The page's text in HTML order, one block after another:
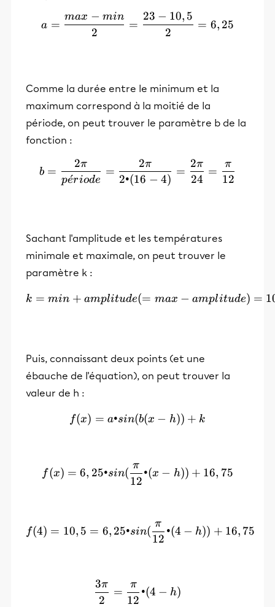
a = \frac{max-min}{2}
a =
2
max − min
=
2
23 − 10, 5
= 6, 25
Comme la durée entre le minimum et la
maximum correspond à la moitié de la
période, on peut trouver le paramètre b de la
fonction :
b =
b =
pe
ˊriode
2π
=
2•(16 − 4)
2π
=
24
2π
=
12
π
Sachant l'amplitude et les températures
minimale et maximale, on peut trouver le
paramètre k :
k = min + amplitude (=
k = min + amplitude(= max − amplitude) =
Puis, connaissant deux points (et une
ébauche de l'équation), on peut trouver la
valeur de h :
f(x) = a•sin(b(x-h)) + k
f(x) = a•sin(b(x − h)) + k
f(x) =
f(x) = 6, 25•sin(
12
π
•(x − h)) + 16, 75
f(4) = 10,5 =
f(4) = 10, 5 = 6, 25•sin(
12
π
•(4 − h)) + 16, 75
2
3π
=
12
π
•(4 − h)